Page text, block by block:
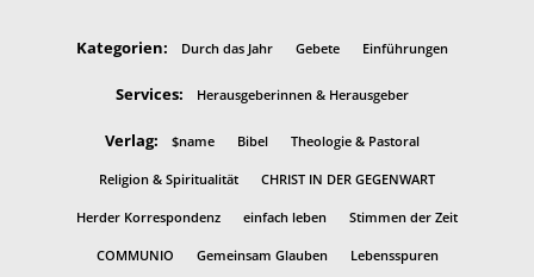
Kategorien: Durch das Jahr Gebete Einführungen
Services: Herausgeberinnen & Herausgeber
Verlag: $name Bibel Theologie & Pastoral
Religion & Spiritualität CHRIST IN DER GEGENWART
Herder Korrespondenz einfach leben Stimmen der Zeit
COMMUNIO Gemeinsam Glauben Lebensspuren